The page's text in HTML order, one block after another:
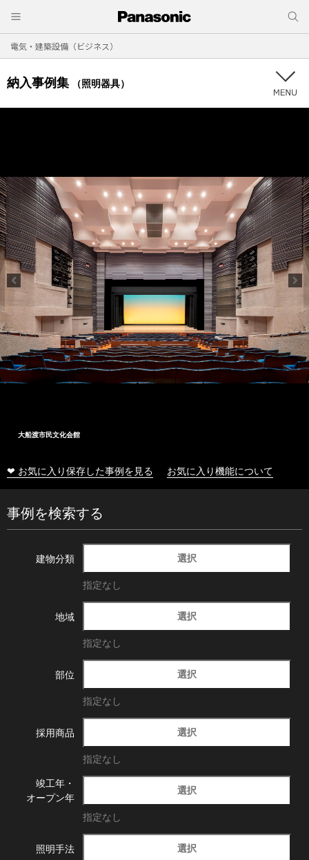
電気・建築設備（ビジネス）
納入事例集 （照明器具）
大船渡市民文化会館
❤ お気に入り保存した事例を見る お気に入り機能について
事例を検索する
建物分類 選択
指定なし
地域 選択
指定なし
部位 選択
指定なし
採用商品 選択
指定なし
竣工年・
オープン年
選択
指定なし
照明手法 選択